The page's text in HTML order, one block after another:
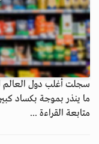
ما ينذر بموجة بكساد
متابعة القراءة ...